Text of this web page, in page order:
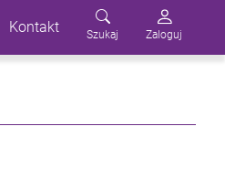
Kontakt Szukaj Zaloguj